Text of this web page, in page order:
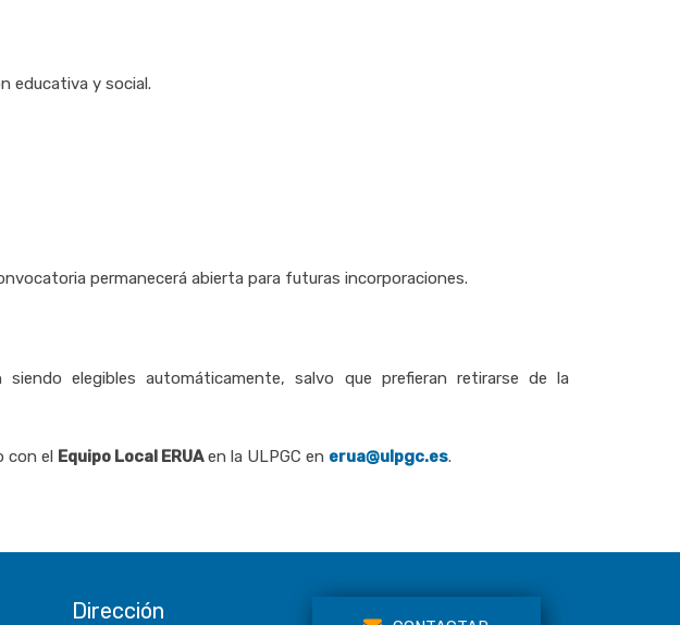
educativa y social.
permanecerá abierta para futuras incorporaciones.
elegibles automáticamente, salvo que prefieran retirarse de la
con el Equipo Local ERUAen la ULPGC en erua@ulpgc.es.
Dirección